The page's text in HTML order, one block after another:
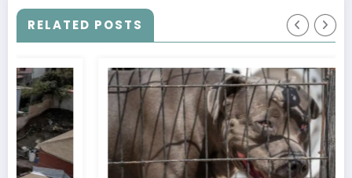
indígenas
RELATED POSTS